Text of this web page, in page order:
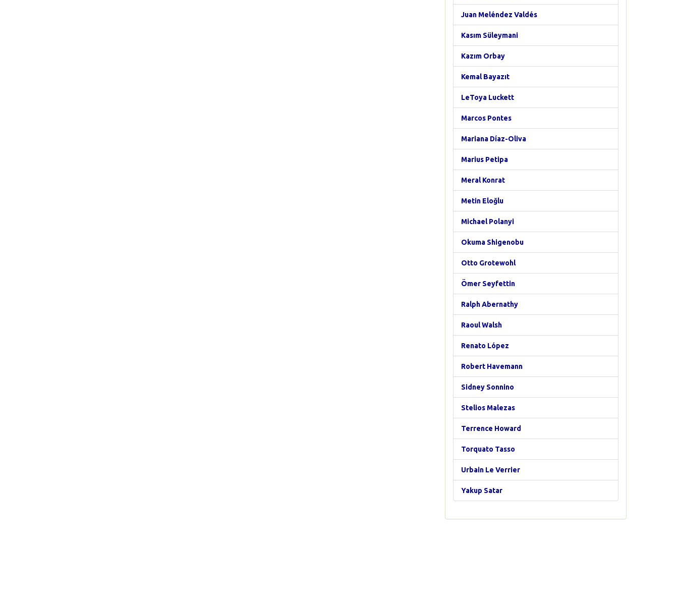
Juan Meléndez Valdés
Kasım Süleymani
Kazım Orbay
Kemal Bayazıt
LeToya Luckett
Marcos Pontes
Mariana Díaz-Oliva
Marius Petipa
Meral Konrat
Metin Eloğlu
Michael Polanyi
Okuma Shigenobu
Otto Grotewohl
Ömer Seyfettin
Ralph Abernathy
Raoul Walsh
Renato López
Robert Havemann
Sidney Sonnino
Stelios Malezas
Terrence Howard
Torquato Tasso
Urbain Le Verrier
Yakup Satar